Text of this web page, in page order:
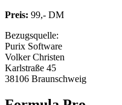
Preis: 99,- DM
Bezugsquelle:
Purix Software
Volker Christen
Karlstraße 45
38106 Braunschweig